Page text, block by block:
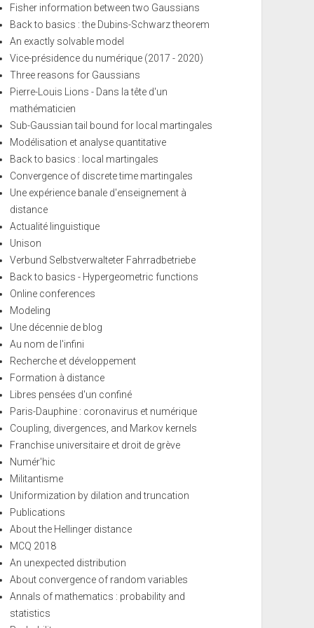
Fisher information between two Gaussians
Back to basics : the Dubins-Schwarz theorem
An exactly solvable model
Vice-présidence du numérique (2017 - 2020)
Three reasons for Gaussians
Pierre-Louis Lions - Dans la tête d'un
mathématicien
Sub-Gaussian tail bound for local martingales
Modélisation et analyse quantitative
Back to basics : local martingales
Convergence of discrete time martingales
Une expérience banale d'enseignement à
distance
Actualité linguistique
Unison
Verbund Selbstverwalteter Fahrradbetriebe
Back to basics - Hypergeometric functions
Online conferences
Modeling
Une décennie de blog
Au nom de l'infini
Recherche et développement
Formation à distance
Libres pensées d'un confiné
Paris-Dauphine : coronavirus et numérique
Coupling, divergences, and Markov kernels
Franchise universitaire et droit de grève
Numér'hic
Militantisme
Uniformization by dilation and truncation
Publications
About the Hellinger distance
MCQ 2018
An unexpected distribution
About convergence of random variables
Annals of mathematics : probability and
statistics